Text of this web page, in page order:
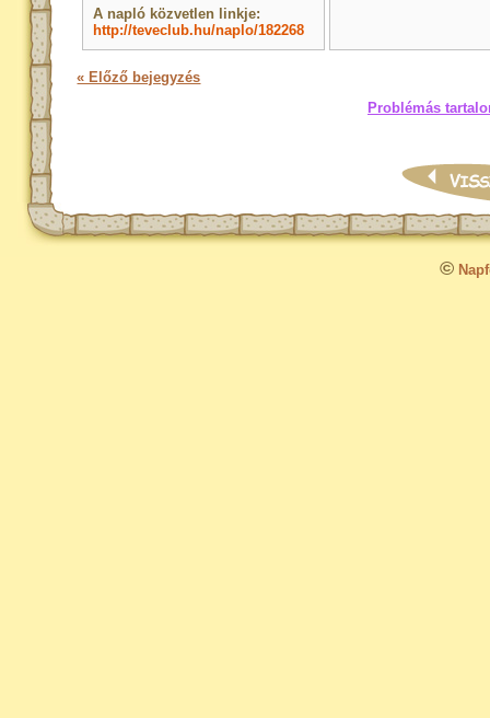
A napló közvetlen linkje:
http://teveclub.hu/naplo/182268
« Előző bejegyzés
Problémás
©